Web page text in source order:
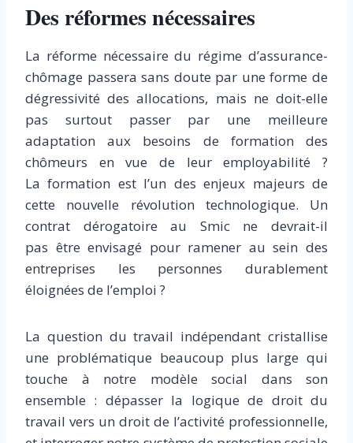
Des réformes nécessaires
La réforme nécessaire du régime d’assurance-
chômage passera sans doute par une forme de
dégressivité des allocations, mais ne doit-elle
pas surtout passer par une meilleure
adaptation aux besoins de formation des
chômeurs en vue de leur employabilité ?
La formation est l’un des enjeux majeurs de
cette nouvelle révolution technologique. Un
contrat dérogatoire au Smic ne devrait-il
pas être envisagé pour ramener au sein des
entreprises les personnes durablement
éloignées de l’emploi ?
La question du travail indépendant cristallise
une problématique beaucoup plus large qui
touche à notre modèle social dans son
ensemble : dépasser la logique de droit du
travail vers un droit de l’activité professionnelle,